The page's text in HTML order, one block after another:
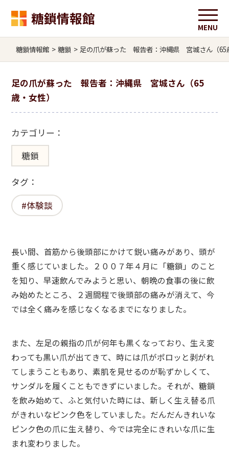
糖鎖情報館
糖鎖情報館 > 糖鎖 > 足の爪が蘇った 報告者：沖縄県 宮城さん（65
足の爪が蘇った 報告者：沖縄県 宮城さん（65
歳・女性）
カテゴリー：
糖鎖
タグ：
体験談
長い間、首筋から後頭部にかけて鋭い痛みがあり、頭が
重く感じていました。２００７年４月に「糖鎖」のこと
を知り、早速飲んでみようと思い、朝晩の食事の後に飲
み始めたところ、２週間程で後頭部の痛みが消えて、今
では全く痛みを感じなくなるまでになりました。
また、左足の親指の爪が何年も黒くなっており、生え変
わっても黒い爪が出てきて、時には爪がポロッと剥がれ
てしまうこともあり、素肌を見せるのが恥ずかしくて、
サンダルを履くこともできずにいました。それが、糖鎖
を飲み始めて、ふと気付いた時には、新しく生え替る爪
がきれいなピンク色をしていました。だんだんきれいな
ピンク色の爪に生え替り、今では完全にきれいな爪に生
まれ変わりました。